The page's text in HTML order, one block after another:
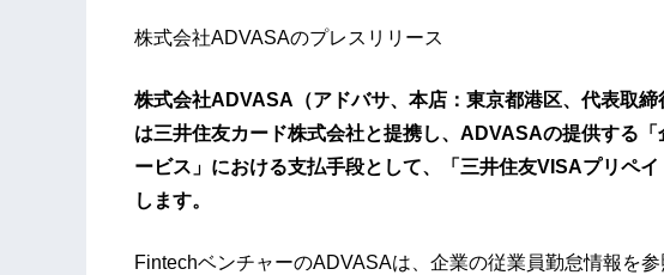
株式会社ADVASAのプレスリリース
株式会社ADVASA（アドバサ、本店：東京都港区、代表取締
は三井住友カード株式会社と提携し、ADVASAの提供する
ービス」における支払手段として、「三井住友VISAプリペ
します。
FintechベンチャーのADVASAは、企業の従業員勤怠情報を